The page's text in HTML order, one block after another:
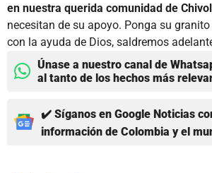
en nuestra querida comunidad de
necesitan de su apoyo. Ponga su granito
con la ayuda de Dios, saldremos
Únase a nuestro canal de
al tanto de los hechos más
✔️ Síganos en Google Noticias
información de Colombia y el